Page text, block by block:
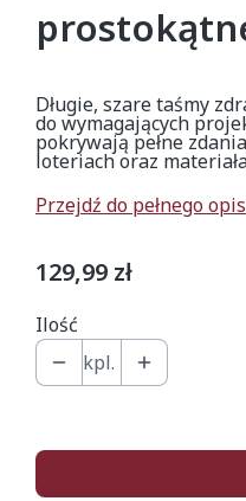
Długie, szare taśmy
do wymagających
pokrywają pełne
loteriach oraz
Przejdź do pełnego
Cena
129,99 zł
Ilość
kpl.